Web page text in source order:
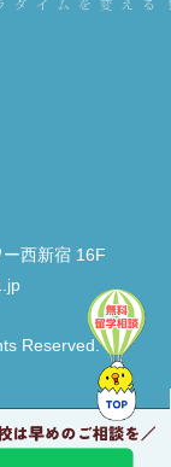
西新宿 16F
Reserved.